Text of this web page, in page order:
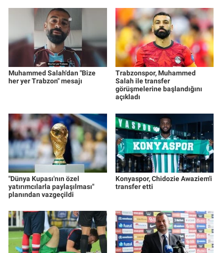
Muhammed Salah'dan "Bize
her yer Trabzon" mesajı
Trabzonspor, Muhammed
Salah ile transfer
görüşmelerine başlandığını
açıkladı
"Dünya Kupası'nın özel
yatırımcılarla paylaşılması"
planından vazgeçildi
Konyaspor, Chidozie Awaziem'i
transfer etti